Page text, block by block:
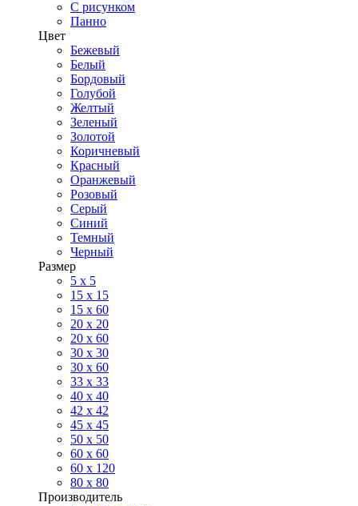
С рисунком
Панно
Цвет
Бежевый
Белый
Бордовый
Голубой
Желтый
Зеленый
Золотой
Коричневый
Красный
Оранжевый
Розовый
Серый
Синий
Темный
Черный
Размер
5 x 5
15 x 15
15 x 60
20 х 20
20 x 60
30 х 30
30 x 60
33 x 33
40 х 40
42 x 42
45 x 45
50 x 50
60 х 60
60 x 120
80 x 80
Производитель